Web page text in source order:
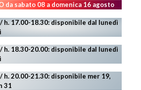
da sabato 08 a domenica 16 agosto
h. 17.00-18.30: disponibile dal lunedì
/ h. 18.30-20.00: disponibile dal lunedì
h. 20.00-21.30: disponibile mer 19,
31